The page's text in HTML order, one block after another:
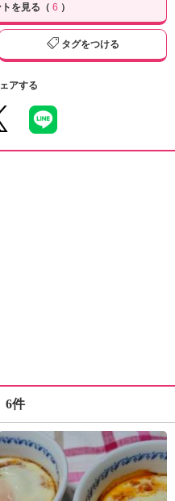
を見る（ 6 ）
タグをつける
アする
6件